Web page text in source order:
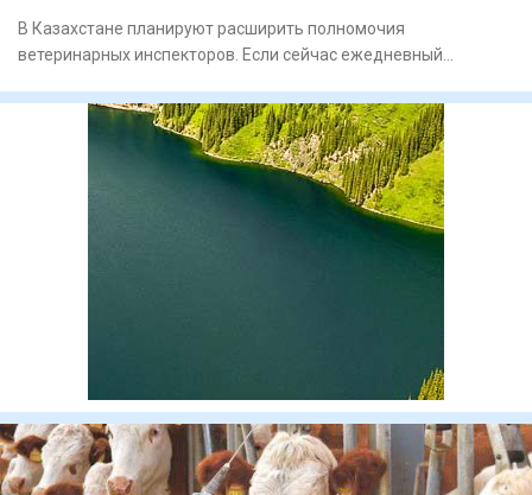
В Казахстане планируют расширить полномочия
ветеринарных инспекторов. Если сейчас ежедневный